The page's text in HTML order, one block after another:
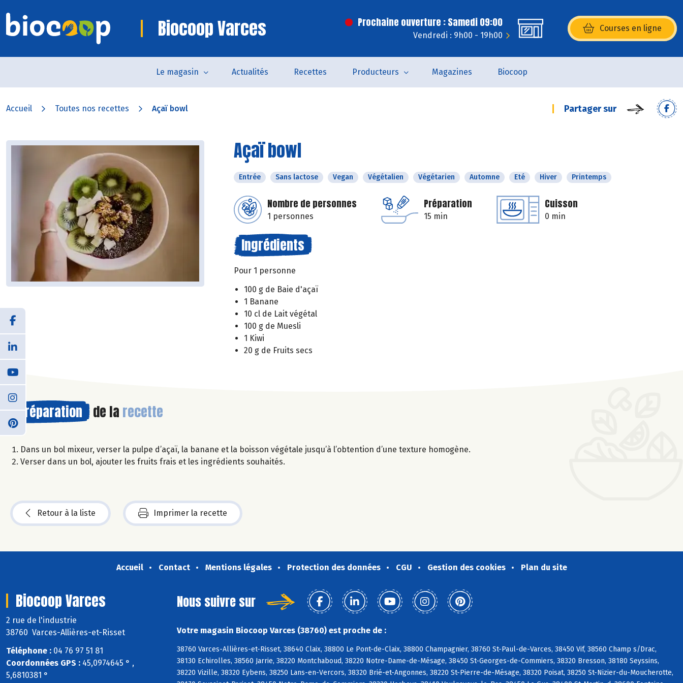
Biocoop Varces Prochaine ouverture : Samedi 09:00
Vendredi : 9h00 - 19h00
Courses en ligne
(s’ouvre dans une nouvelle
Le magasin Actualités Recettes Producteurs Magazines Biocoop
Accueil Toutes nos recettes Açaï bowl Partager sur
Açaï bowl
Entrée Sans lactose Vegan Végétalien Végétarien Automne Eté Hiver Printemps
Nombre de personnes
1 personnes
Préparation
15 min
Cuisson
0 min
Ingrédients
Pour 1 personne
100 g de Baie d'açaï
1 Banane
10 cl de Lait végétal
100 g de Muesli
1 Kiwi
20 g de Fruits secs
Préparation de la recette
Dans un bol mixeur, verser la pulpe d’açaï, la banane et la boisson végétale jusqu’à l’obtention d’une texture homogène.
Verser dans un bol, ajouter les fruits frais et les ingrédients souhaités.
Retour à la liste Imprimer la recette
Accueil Contact Mentions légales Protection des données CGU Gestion des cookies Plan du site
Biocoop Varces
2 rue de l'industrie
38760 Varces-Allières-et-Risset
Téléphone : 04 76 97 51 81
Coordonnées GPS : 45,0974645 ° ,
5,6810381 °
Nous suivre sur
Votre magasin Biocoop Varces (38760) est proche de :
38760 Varces-Allières-et-Risset, 38640 Claix, 38800 Le Pont-de-Claix, 38800 Champagnier, 38760 St-Paul-de-Varces, 38450 Vif, 38560 Champ s/Drac,
38130 Echirolles, 38560 Jarrie, 38220 Montchaboud, 38220 Notre-Dame-de-Mésage, 38450 St-Georges-de-Commiers, 38320 Bresson, 38180 Seyssins,
38220 Vizille, 38320 Eybens, 38250 Lans-en-Vercors, 38320 Brié-et-Angonnes, 38220 St-Pierre-de-Mésage, 38320 Poisat, 38250 St-Nizier-du-Moucherotte,